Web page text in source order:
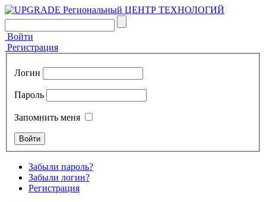
Войти
Регистрация
Логин
Пароль
Запомнить меня
Забыли пароль?
Забыли логин?
Регистрация